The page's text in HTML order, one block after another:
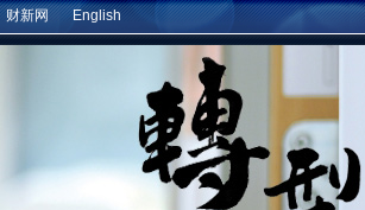
财新网 English